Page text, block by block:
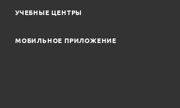
УЧЕБНЫЕ ЦЕНТРЫ
МОБИЛЬНОЕ ПРИЛОЖЕНИЕ